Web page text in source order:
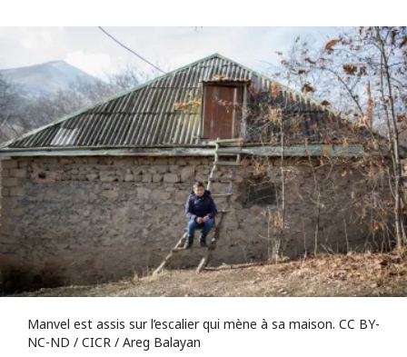
Manvel est assis sur l’escalier qui mène à sa maison. CC BY-
NC-ND / CICR / Areg Balayan